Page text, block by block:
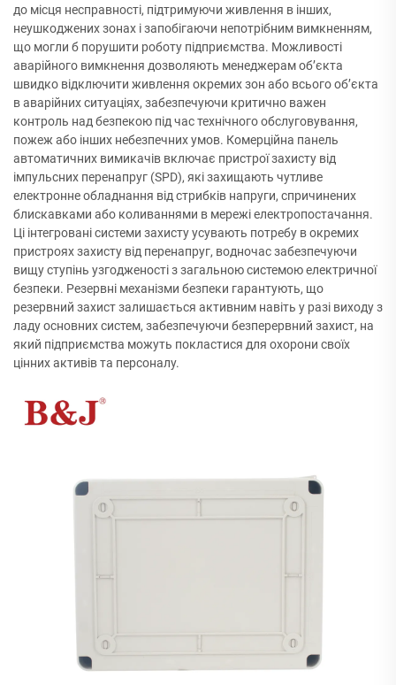
до місця несправності, підтримуючи живлення в інших,
неушкоджених зонах і запобігаючи непотрібним вимкненням,
що могли б порушити роботу підприємства. Можливості
аварійного вимкнення дозволяють менеджерам об’єкта
швидко відключити живлення окремих зон або всього об’єкта
в аварійних ситуаціях, забезпечуючи критично важен
контроль над безпекою під час технічного обслуговування,
пожеж або інших небезпечних умов. Комерційна панель
автоматичних вимикачів включає пристрої захисту від
імпульсних перенапруг (SPD), які захищають чутливе
електронне обладнання від стрибків напруги, спричинених
блискавками або коливаннями в мережі електропостачання.
Ці інтегровані системи захисту усувають потребу в окремих
пристроях захисту від перенапруг, водночас забезпечуючи
вищу ступінь узгодженості з загальною системою електричної
безпеки. Резервні механізми безпеки гарантують, що
резервний захист залишається активним навіть у разі виходу з
ладу основних систем, забезпечуючи безперервний захист, на
який підприємства можуть покластися для охорони своїх
цінних активів та персоналу.